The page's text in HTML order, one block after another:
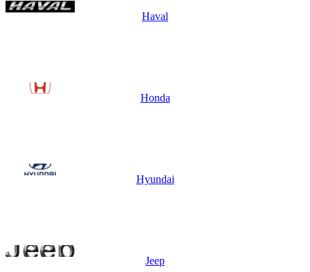
Haval
Honda
Hyundai
Jeep